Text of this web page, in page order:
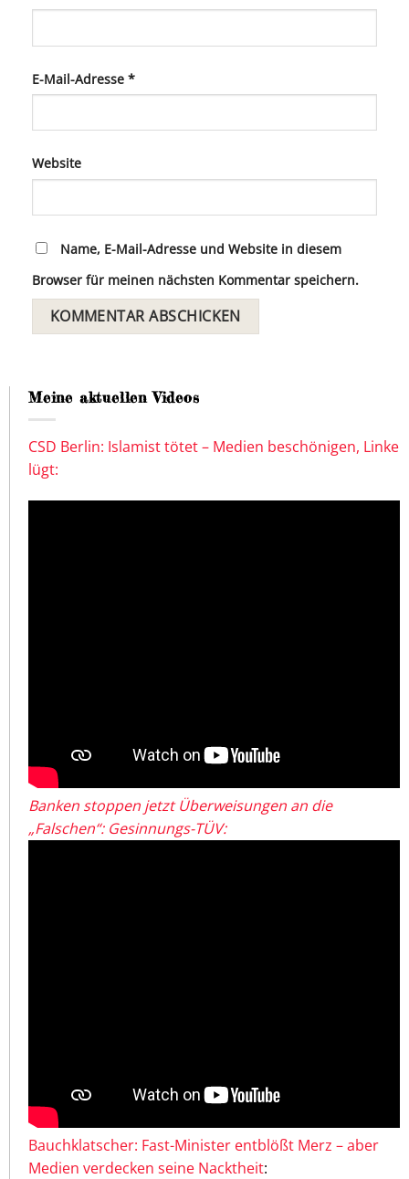
E-Mail-Adresse *
Website
Name, E-Mail-Adresse und Website in diesem
Browser für meinen nächsten Kommentar speichern.
Meine aktuellen Videos
CSD Berlin: Islamist tötet – Medien beschönigen, Linke
lügt:
Banken stoppen jetzt Überweisungen an die
„Falschen“: Gesinnungs-TÜV:
Bauchklatscher: Fast-Minister entblößt Merz – aber
Medien verdecken seine Nacktheit: